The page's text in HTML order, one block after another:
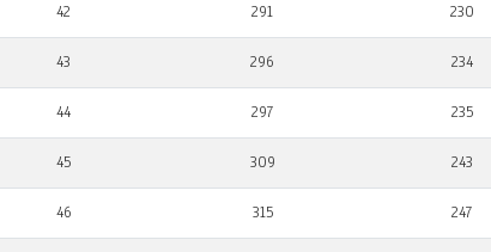
42 291 230
43 296 234
44 297 235
45 309 243
46 315 247